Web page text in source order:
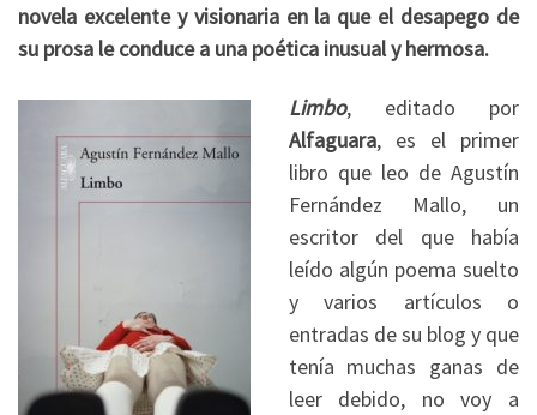
novela excelente y visionaria en la que el desapego de
su prosa le conduce a una poética inusual y hermosa.
Limbo, editado por
Alfaguara, es el primer
libro que leo de Agustín
Fernández Mallo, un
escritor del que había
leído algún poema suelto
y varios artículos o
entradas de su blog y que
tenía muchas ganas de
leer debido, no voy a